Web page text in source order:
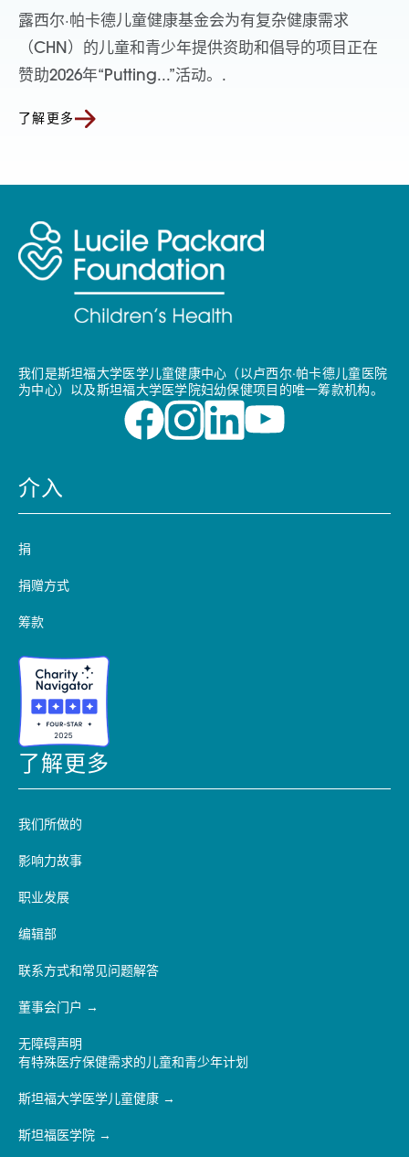
露西尔·帕卡德儿童健康基金会为有复杂健康需求
（CHN）的儿童和青少年提供资助和倡导的项目正在
赞助2026年“Putting...”活动。.
了解更多
我们是斯坦福大学医学儿童健康中心（以卢西尔·帕卡德儿童医院
为中心）以及斯坦福大学医学院妇幼保健项目的唯一筹款机构。
介入
捐
捐赠方式
筹款
了解更多
我们所做的
影响力故事
职业发展
编辑部
联系方式和常见问题解答
董事会门户
无障碍声明
有特殊医疗保健需求的儿童和青少年计划
斯坦福大学医学儿童健康
斯坦福医学院